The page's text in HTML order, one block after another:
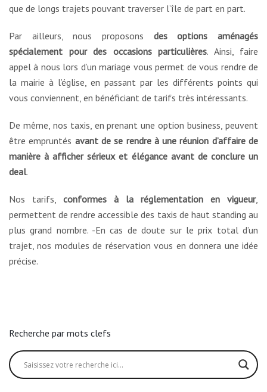
que de longs trajets pouvant traverser l’île de part en part.
Par ailleurs, nous proposons des options aménagés
spécialement pour des occasions particulières. Ainsi, faire
appel à nous lors d’un mariage vous permet de vous rendre de
la mairie à l’église, en passant par les différents points qui
vous conviennent, en bénéficiant de tarifs très intéressants.
De même, nos taxis, en prenant une option business, peuvent
être empruntés avant de se rendre à une réunion d’affaire de
manière à afficher sérieux et élégance avant de conclure un
deal.
Nos tarifs, conformes à la réglementation en vigueur,
permettent de rendre accessible des taxis de haut standing au
plus grand nombre. -En cas de doute sur le prix total d’un
trajet, nos modules de réservation vous en donnera une idée
précise.
Recherche par mots clefs